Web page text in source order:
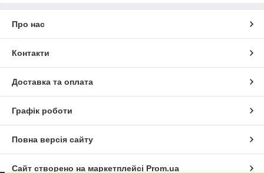
Про нас
Контакти
Доставка та оплата
Графік роботи
Повна версія сайту
Сайт створено на маркетплейсі Prom.ua